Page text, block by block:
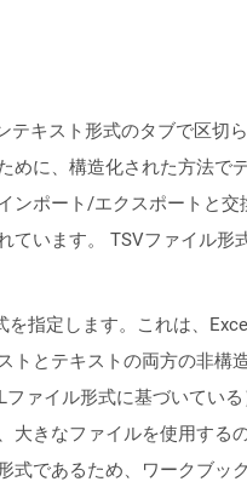
テキスト形式のタブで区
めに、構造化された方法
ンポート/エクスポートと
います。 TSVファイル形
指定します。これは、
トとテキストの両方の非
ァイル形式に基づいてい
きなファイルを使用する
式であるため、ワークブ